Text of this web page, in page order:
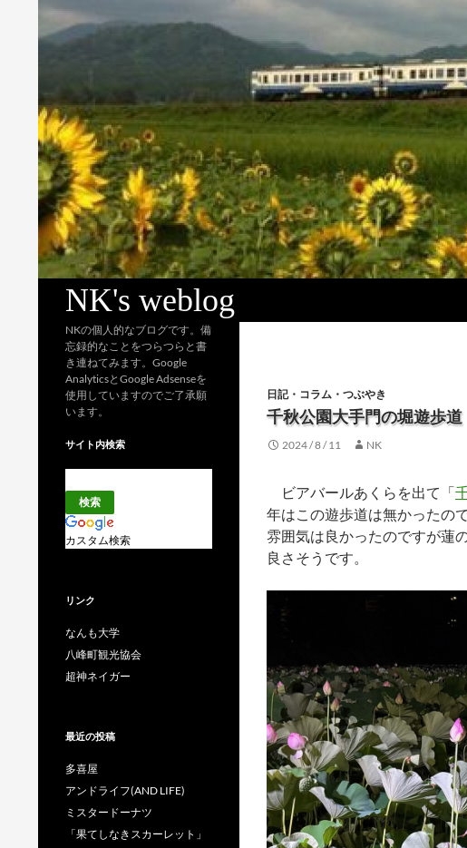
NK's weblog
日記・コラム・つぶやき
千秋公園大手門の堀遊歩道
2024 / 8 / 11 NK
ビアバールあくらを出て「
年はこの遊歩道は無かったの
雰囲気は良かったのですが蓮
良さそうです。
NKの個人的なブログです。備
忘録的なことをつらつらと書
き連ねてみます。Google
AnalyticsとGoogle Adsenseを
使用していますのでご了承願
います。
サイト内検索
カスタム検索
リンク
なんも大学
八峰町観光協会
超神ネイガー
最近の投稿
多喜屋
アンドライフ(AND LIFE)
ミスタードーナツ
「果てしなきスカーレット」